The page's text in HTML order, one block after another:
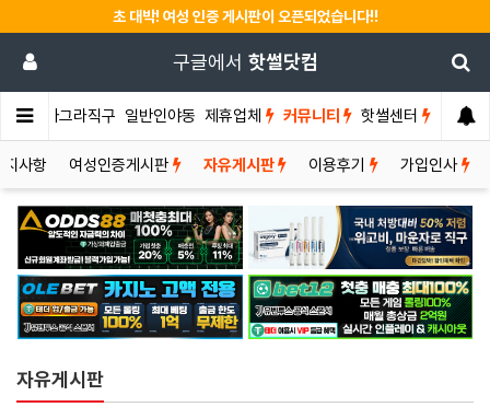
초 대박! 여성 인증 게시판이 오픈되었습니다!!
구글에서 핫썰닷컴
비아그라직구 일반인야동 제휴업체 커뮤니티 핫썰센터
지사항 여성인증게시판 자유게시판 이용후기 가입인사
자유게시판